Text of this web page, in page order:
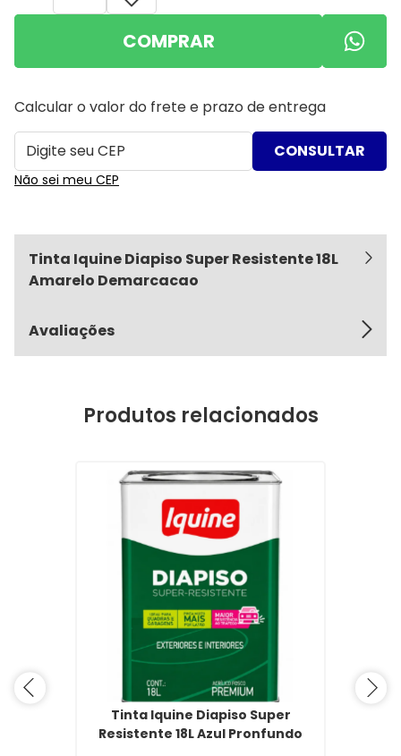
COMPRAR
Calcular o valor do frete e prazo de entrega
Não sei meu CEP
Tinta Iquine Diapiso Super Resistente 18L
Amarelo Demarcacao
Avaliações
Produtos relacionados
Tinta Iquine Diapiso Super
Resistente 18L Azul Pronfundo